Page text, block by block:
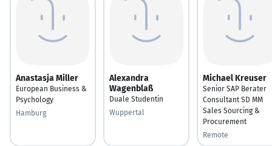
Anastasja Miller
European Business &
Psychology
Hamburg
Alexandra
Wagenblaß
Duale Studentin
Wuppertal
Michael Kreuser
Senior SAP Berater
Consultant SD MM
Sales Sourcing &
Procurement
Remote